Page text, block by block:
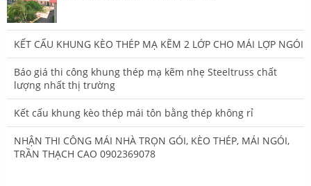
KẾT CẤU KHUNG KÈO THÉP MẠ KẼM 2 LỚP CHO MÁI LỢP NGÓI
Báo giá thi công khung thép mạ kẽm nhẹ Steeltruss chất
lượng nhất thị trường
Kết cấu khung kèo thép mái tôn bằng thép không rỉ
NHẬN THI CÔNG MÁI NHÀ TRỌN GÓI, KÈO THÉP, MÁI NGÓI,
TRẦN THẠCH CAO 0902369078